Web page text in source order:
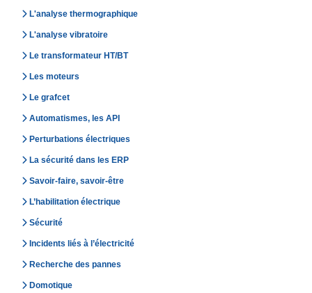
L'analyse thermographique
L'analyse vibratoire
Le transformateur HT/BT
Les moteurs
Le grafcet
Automatismes, les API
Perturbations électriques
La sécurité dans les ERP
Savoir-faire, savoir-être
L’habilitation électrique
Sécurité
Incidents liés à l’électricité
Recherche des pannes
Domotique